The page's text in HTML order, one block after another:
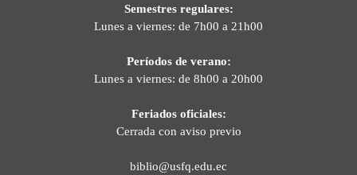
Semestres regulares:
Lunes a viernes: de 7h00 a 21h00
Períodos de verano:
Lunes a viernes: de 8h00 a 20h00
Feriados oficiales:
Cerrada con aviso previo
biblio@usfq.edu.ec